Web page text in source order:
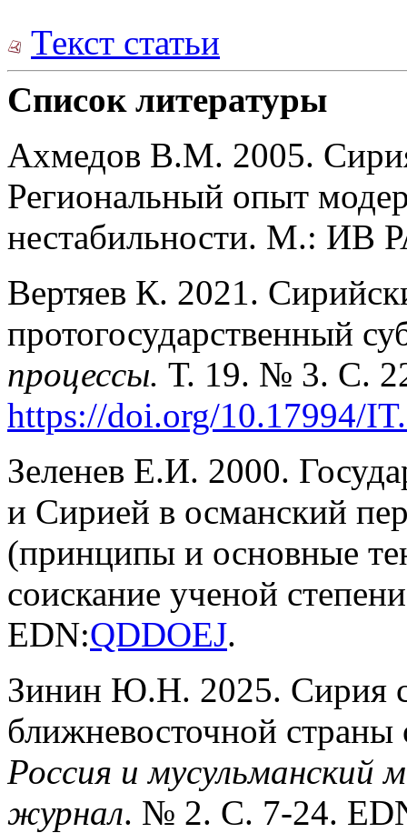
Текст статьи
Список литературы
Ахмедов В.М. 2005.
Региональный опыт
нестабильности. М.: ИВ
Вертяев К. 2021.
протогосударственный
процессы. Т. 19. № 3. С.
https://doi.org/10.17994/
Зеленев Е.И. 2000.
и Сирией в османский
(принципы и основные
соискание ученой
EDN:QDDOEJ.
Зинин Ю.Н. 2025. Сирия
ближневосточной страны
Россия и мусульманский
журнал. № 2. С. 7-24.